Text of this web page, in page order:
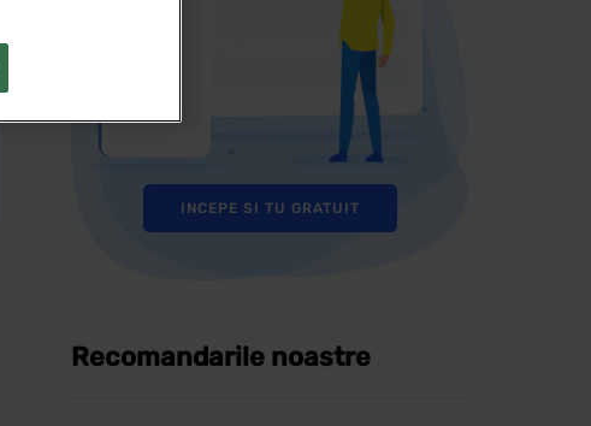
INCEPE SI TU GRATUIT
Recomandarile noastre